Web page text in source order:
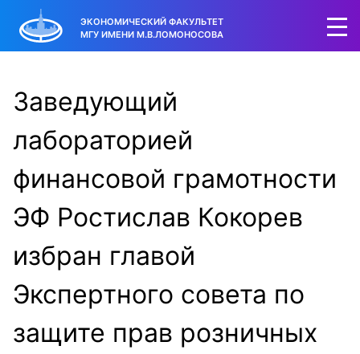
ЭКОНОМИЧЕСКИЙ ФАКУЛЬТЕТ
МГУ ИМЕНИ М.В.ЛОМОНОСОВА
Заведующий
лабораторией
финансовой грамотности
ЭФ Ростислав Кокорев
избран главой
Экспертного совета по
защите прав розничных